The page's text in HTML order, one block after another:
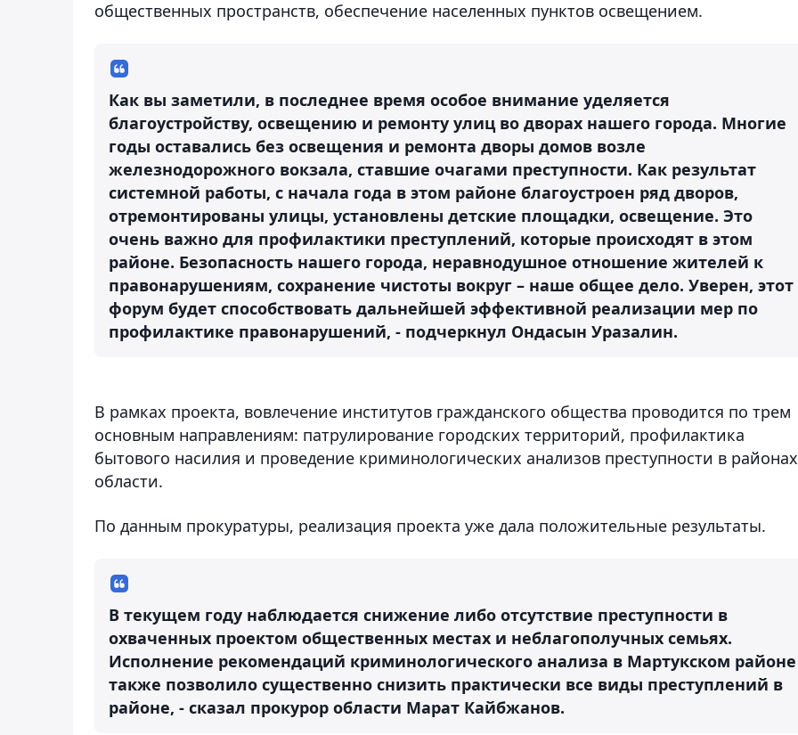
общественных пространств, обеспечение населенных пунктов освещением.
Как вы заметили, в последнее время особое внимание уделяется
благоустройству, освещению и ремонту улиц во дворах нашего города. Многие
годы оставались без освещения и ремонта дворы домов возле
железнодорожного вокзала, ставшие очагами преступности. Как результат
системной работы, с начала года в этом районе благоустроен ряд дворов,
отремонтированы улицы, установлены детские площадки, освещение. Это
очень важно для профилактики преступлений, которые происходят в этом
районе. Безопасность нашего города, неравнодушное отношение жителей к
правонарушениям, сохранение чистоты вокруг – наше общее дело. Уверен, этот
форум будет способствовать дальнейшей эффективной реализации мер по
профилактике правонарушений, - подчеркнул Ондасын Уразалин.
В рамках проекта, вовлечение институтов гражданского общества проводится по трем
основным направлениям: патрулирование городских территорий, профилактика
бытового насилия и проведение криминологических анализов преступности в районах
области.
По данным прокуратуры, реализация проекта уже дала положительные результаты.
В текущем году наблюдается снижение либо отсутствие преступности в
охваченных проектом общественных местах и неблагополучных семьях.
Исполнение рекомендаций криминологического анализа в Мартукском районе
также позволило существенно снизить практически все виды преступлений в
районе, - сказал прокурор области Марат Кайбжанов.